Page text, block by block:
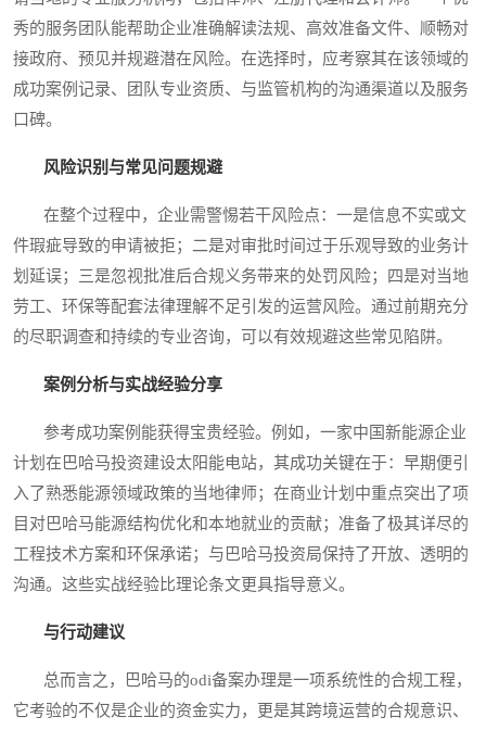
秀的服务团队能帮助企业准确解读法规、高效准备文件、顺畅对
接政府、预见并规避潜在风险。在选择时，应考察其在该领域的
成功案例记录、团队专业资质、与监管机构的沟通渠道以及服务
口碑。
风险识别与常见问题规避
在整个过程中，企业需警惕若干风险点：一是信息不实或文
件瑕疵导致的申请被拒；二是对审批时间过于乐观导致的业务计
划延误；三是忽视批准后合规义务带来的处罚风险；四是对当地
劳工、环保等配套法律理解不足引发的运营风险。通过前期充分
的尽职调查和持续的专业咨询，可以有效规避这些常见陷阱。
案例分析与实战经验分享
参考成功案例能获得宝贵经验。例如，一家中国新能源企业
计划在巴哈马投资建设太阳能电站，其成功关键在于：早期便引
入了熟悉能源领域政策的当地律师；在商业计划中重点突出了项
目对巴哈马能源结构优化和本地就业的贡献；准备了极其详尽的
工程技术方案和环保承诺；与巴哈马投资局保持了开放、透明的
沟通。这些实战经验比理论条文更具指导意义。
与行动建议
总而言之，巴哈马的odi备案办理是一项系统性的合规工程，
它考验的不仅是企业的资金实力，更是其跨境运营的合规意识、